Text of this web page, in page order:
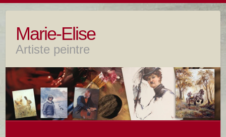
contentMarie-Elise
Artiste peintre